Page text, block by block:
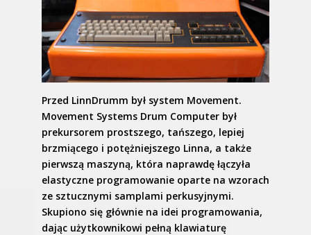
Przed LinnDrumm był system Movement.
Movement Systems Drum Computer był
prekursorem prostszego, tańszego, lepiej
brzmiącego i potężniejszego Linna, a także
pierwszą maszyną, która naprawdę łączyła
elastyczne programowanie oparte na wzorach
ze sztucznymi samplami perkusyjnymi.
Skupiono się głównie na idei programowania,
dając użytkownikowi pełną klawiaturę